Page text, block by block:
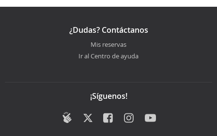
¿Dudas? Contáctanos
Mis reservas
Ir al Centro de ayuda
¡Síguenos!